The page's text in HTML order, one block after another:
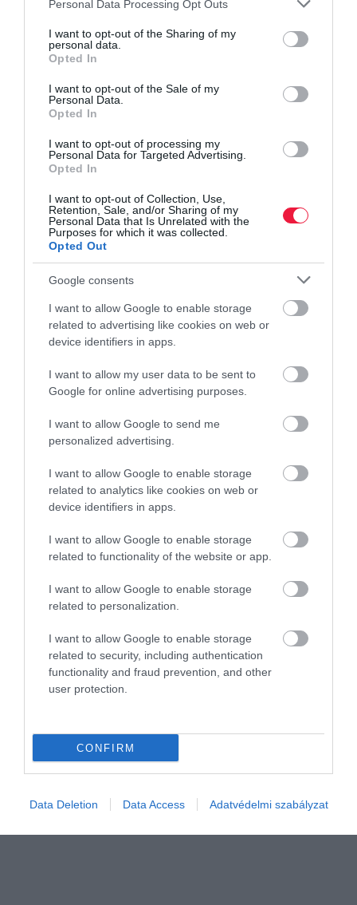
not limited to your visit or usage behaviour. You may click to
grant or deny consent to Google and its third-party tags to
use your data for below specified purposes in below Google
consent section.
Personal Data Processing Opt Outs
I want to opt-out of the Sharing of my
personal data.
Opted In
I want to opt-out of the Sale of my
Personal Data.
Opted In
I want to opt-out of processing my
Personal Data for Targeted Advertising.
Opted In
I want to opt-out of Collection, Use,
Retention, Sale, and/or Sharing of my
Personal Data that Is Unrelated with the
Purposes for which it was collected.
Opted Out
Google consents
I want to allow Google to enable storage
related to advertising like cookies on web or
device identifiers in apps.
I want to allow my user data to be sent to
Google for online advertising purposes.
I want to allow Google to send me
personalized advertising.
I want to allow Google to enable storage
related to analytics like cookies on web or
device identifiers in apps.
I want to allow Google to enable storage
related to functionality of the website or app.
I want to allow Google to enable storage
related to personalization.
I want to allow Google to enable storage
related to security, including authentication
functionality and fraud prevention, and other
user protection.
CONFIRM
Data Deletion Data Access Adatvédelmi szabályzat
egészségügy
Ennyit bukik egy magyar vásárló megbuherált
kilométerórájú autóval
Aki manipulált futásteljesítményű autót vásárol, nemcsak
jelentősen többet fizethet a jármű valós értékénél, hanem később
gyakoribb meghibásodásokkal és magasabb javítási költségekkel